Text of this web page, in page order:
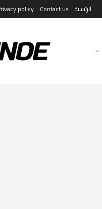
الرئيسية Contact us
policy